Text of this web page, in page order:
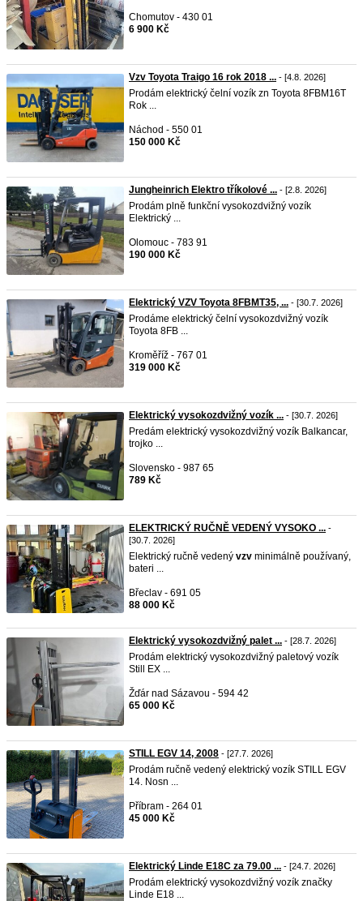
Chomutov - 430 01
6 900 Kč
Vzv Toyota Traigo 16 rok 2018 ... - [4.8. 2026]
Prodám elektrický čelní vozík zn Toyota 8FBM16T
Rok ...
Náchod - 550 01
150 000 Kč
Jungheinrich Elektro tříkolové ... - [2.8. 2026]
Prodám plně funkční vysokozdvižný vozík
Elektrický ...
Olomouc - 783 91
190 000 Kč
Elektrický VZV Toyota 8FBMT35, ... - [30.7. 2026]
Prodáme elektrický čelní vysokozdvižný vozík
Toyota 8FB ...
Kroměříž - 767 01
319 000 Kč
Elektrický vysokozdvižný vozík ... - [30.7. 2026]
Predám elektrický vysokozdvižný vozík Balkancar,
trojko ...
Slovensko - 987 65
789 Kč
ELEKTRICKÝ RUČNĚ VEDENÝ VYSOKO ... -
[30.7. 2026]
Elektrický ručně vedený vzv minimálně používaný,
bateri ...
Břeclav - 691 05
88 000 Kč
Elektrický vysokozdvižný palet ... - [28.7. 2026]
Prodám elektrický vysokozdvižný paletový vozík
Still EX ...
Žďár nad Sázavou - 594 42
65 000 Kč
STILL EGV 14, 2008 - [27.7. 2026]
Prodám ručně vedený elektrický vozík STILL EGV
14. Nosn ...
Příbram - 264 01
45 000 Kč
Elektrický Linde E18C za 79.00 ... - [24.7. 2026]
Prodám elektrický vysokozdvižný vozík značky
Linde E18 ...